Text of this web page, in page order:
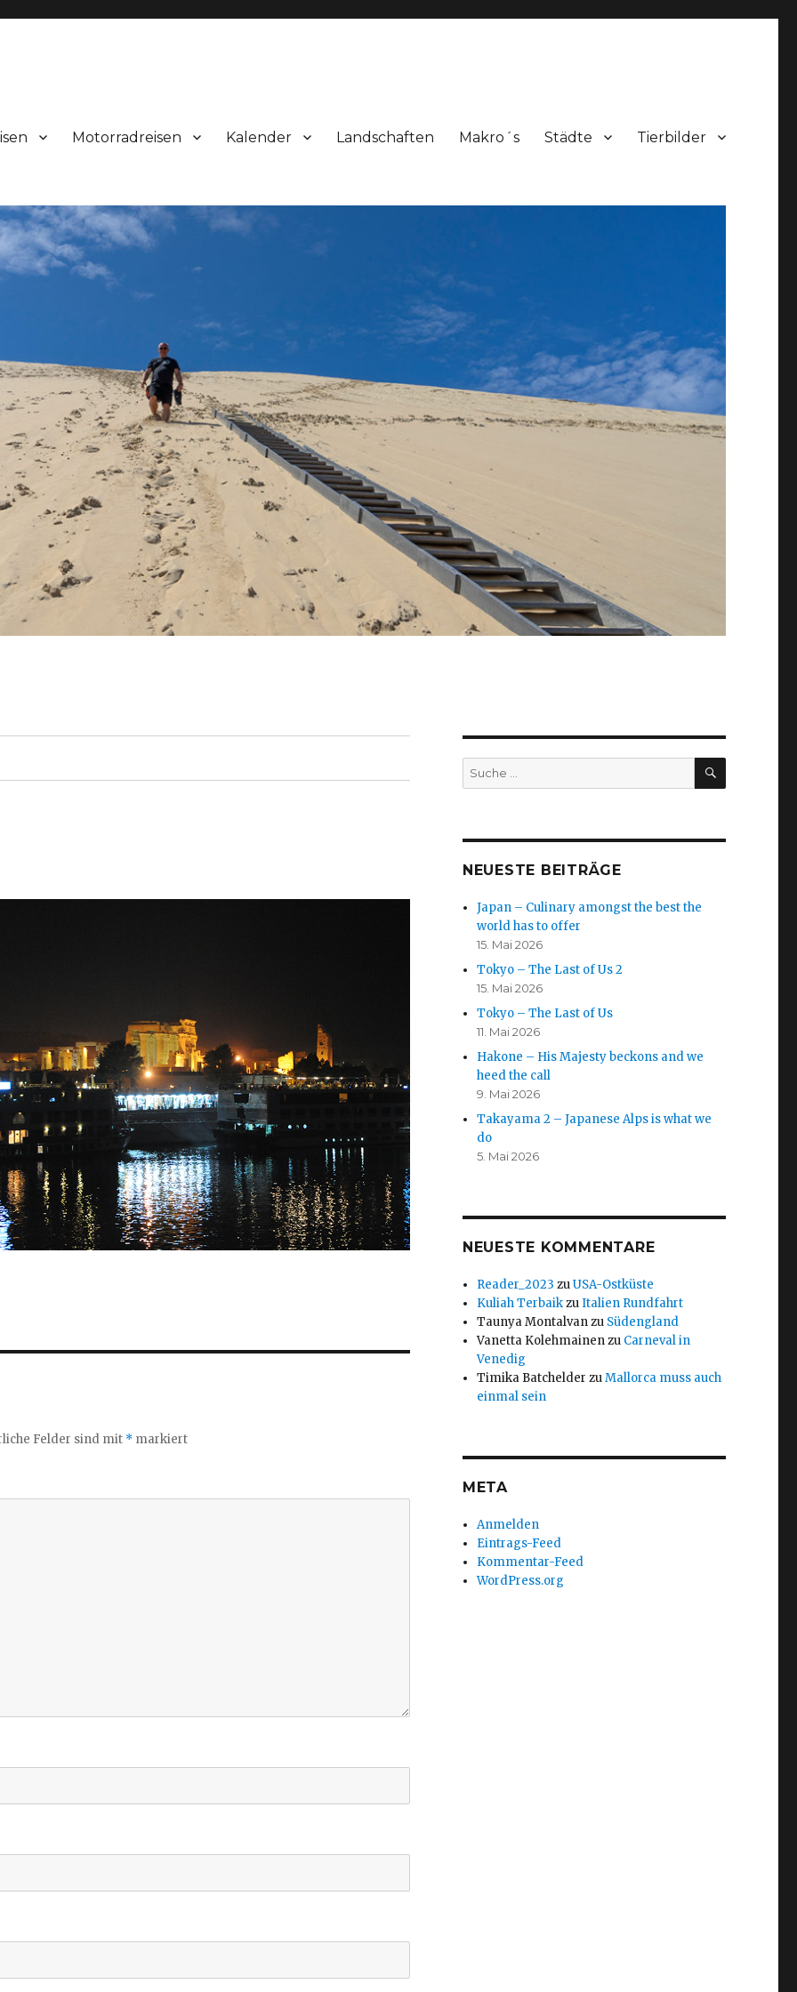
Motorradreisen Kalender Landschaften Makro´s Städte Tierbilder
Felder sind mit * markiert
Suche
nach:
SUCHEN
NEUESTE BEITRÄGE
Japan – Culinary amongst the best the
world has to offer
15. Mai 2026
Tokyo – The Last of Us 2
15. Mai 2026
Tokyo – The Last of Us
11. Mai 2026
Hakone – His Majesty beckons and we
heed the call
9. Mai 2026
Takayama 2 – Japanese Alps is what we
do
5. Mai 2026
NEUESTE KOMMENTARE
Reader_2023 zuUSA-Ostküste
Kuliah TerbaikzuItalien Rundfahrt
Taunya Montalvanzu Südengland
Vanetta Kolehmainenzu Carneval in
Venedig
Timika Batchelder zuMallorca muss auch
einmal sein
META
Anmelden
Eintrags-Feed
Kommentar-Feed
WordPress.org